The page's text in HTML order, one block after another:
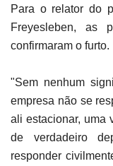
Para o relator do
Freyesleben, as
confirmaram o furto.
"Sem nenhum
empresa não se
ali estacionar, uma
de verdadeiro
responder